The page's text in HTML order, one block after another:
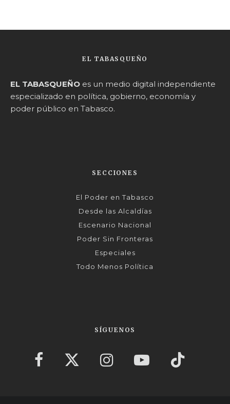
EL TABASQUEÑO
EL TABASQUEÑO es un medio digital independiente
especializado en política, gobierno, economía y
poder público en Tabasco.
SECCIONES
El Poder en Tabasco
Desde las Alcaldías
Escenario Nacional
Poder Sin Fronteras
Especiales
Todo Menos Política
SÍGUENOS